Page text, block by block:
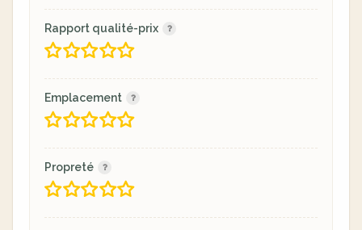
Rapport qualité-prix
Emplacement
Propreté